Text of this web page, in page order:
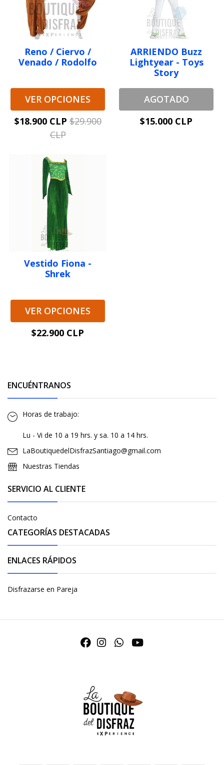
Reno / Ciervo /
Venado / Rodolfo
VER OPCIONES
$18.900 CLP $29.900
CLP
ARRIENDO Buzz
Lightyear - Toys
Story
AGOTADO
$15.000 CLP
Vestido Fiona -
Shrek
VER OPCIONES
$22.900 CLP
ENCUÉNTRANOS
Horas de trabajo:
Lu - Vi de 10 a 19 hrs. y sa. 10 a 14 hrs.
LaBoutiquedelDisfrazSantiago@gmail.com
Nuestras Tiendas
SERVICIO AL CLIENTE
Contacto
CATEGORÍAS DESTACADAS
ENLACES RÁPIDOS
Disfrazarse en Pareja